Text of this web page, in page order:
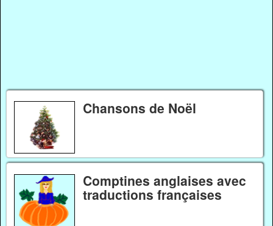
Chansons de Noël
Comptines anglaises avec
traductions françaises